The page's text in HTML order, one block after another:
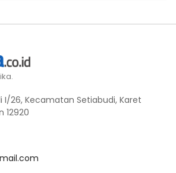
I/26, Kecamatan Setiabudi, Karet
12920